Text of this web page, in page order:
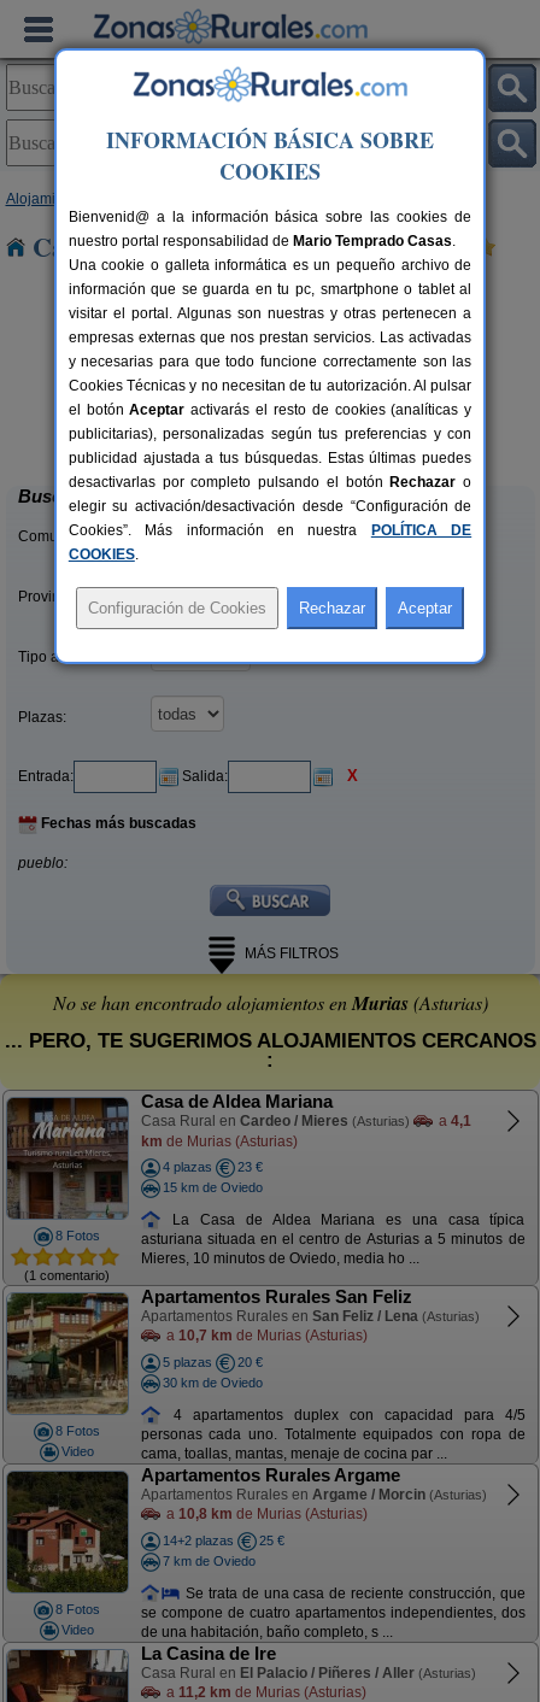
Alojamientos
Casas Rurales cerca de Murias
14+3 pers.
desde20 €
Casa Rural La Rectoral
Beloncio (Asturias)
Buscar
Comunidades:
Provincias/Islas:
Tipo alquiler:
Plazas:
Entrada: Salida: X
Fechas más buscadas
pueblo:
MÁS FILTROS
No se han encontrado alojamientos enMurias(Asturias)
... PERO, TE SUGERIMOS ALOJAMIENTOS CERCANOS
:
8 Fotos
(1 comentario)
Casa de Aldea Mariana
Casa Rural en Cardeo / Mieres (Asturias) a 4,1
km de Murias (Asturias)
4 plazas
23 €
15 km de Oviedo
La Casa de Aldea Mariana es una casa típica
asturiana situada en el centro de Asturias a 5 minutos de
Mieres, 10 minutos de Oviedo, media ho ...
8 Fotos
Video
Apartamentos Rurales San Feliz
Apartamentos Rurales en San Feliz / Lena (Asturias)
a 10,7 km de Murias (Asturias)
5 plazas
20 €
30 km de Oviedo
4 apartamentos duplex con capacidad para 4/5
personas cada uno. Totalmente equipados con ropa de
cama, toallas, mantas, menaje de cocina par ...
8 Fotos
Video
Apartamentos Rurales Argame
Apartamentos Rurales en Argame / Morcin (Asturias)
a 10,8 km de Murias (Asturias)
14+2 plazas
25 €
7 km de Oviedo
Se trata de una casa de reciente construcción, que
se compone de cuatro apartamentos independientes, dos
de una habitación, baño completo, s ...
La Casina de Ire
Casa Rural en El Palacio / Piñeres / Aller (Asturias)
a 11,2 km de Murias (Asturias)
INFORMACIÓN BÁSICA SOBRE
COOKIES
Bienvenid@ a la información básica sobre las cookies de
nuestro portal responsabilidad de Mario Temprado Casas.
Una cookie o galleta informática es un pequeño archivo de
información que se guarda en tu pc, smartphone o tablet al
visitar el portal. Algunas son nuestras y otras pertenecen a
empresas externas que nos prestan servicios. Las activadas
y necesarias para que todo funcione correctamente son las
Cookies Técnicas y no necesitan de tu autorización. Al pulsar
el botónAceptar activarás el resto de cookies (analíticas y
publicitarias), personalizadas según tus preferencias y con
publicidad ajustada a tus búsquedas. Estas últimas puedes
desactivarlas por completo pulsando el botón Rechazar o
elegir su activación/desactivación desde “Configuración de
Cookies”. Más información en nuestra
POLÍTICA DE
COOKIES.